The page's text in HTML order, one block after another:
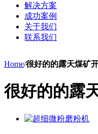
解决方案
成功案例
关于我们
联系我们
Home/很好的的露天煤矿
很好的的露